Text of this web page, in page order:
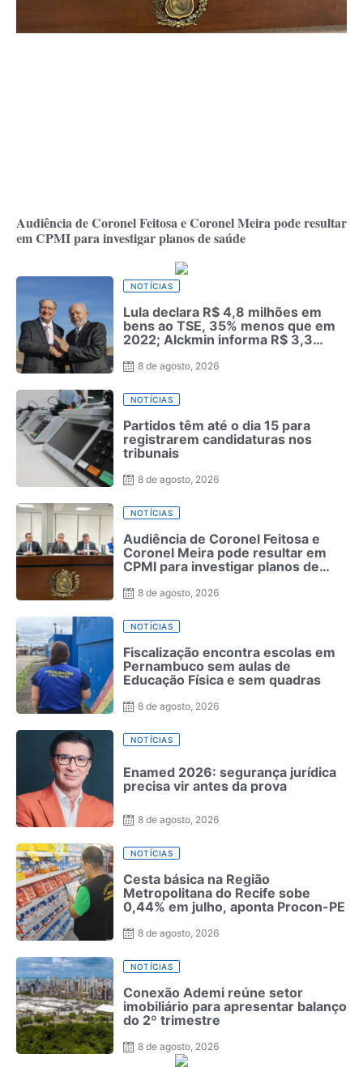
Audiência de Coronel Feitosa e Coronel Meira pode resultar
em CPMI para investigar planos de saúde
NOTÍCIAS
Lula declara R$ 4,8 milhões em
bens ao TSE, 35% menos que em
2022; Alckmin informa R$ 3,3
8 de agosto, 2026
NOTÍCIAS
Partidos têm até o dia 15 para
registrarem candidaturas nos
tribunais
8 de agosto, 2026
NOTÍCIAS
Audiência de Coronel Feitosa e
Coronel Meira pode resultar em
CPMI para investigar planos de
8 de agosto, 2026
NOTÍCIAS
Fiscalização encontra escolas em
Pernambuco sem aulas de
Educação Física e sem quadras
8 de agosto, 2026
NOTÍCIAS
Enamed 2026: segurança jurídica
precisa vir antes da prova
8 de agosto, 2026
NOTÍCIAS
Cesta básica na Região
Metropolitana do Recife sobe
0,44% em julho, aponta Procon-PE
8 de agosto, 2026
NOTÍCIAS
Conexão Ademi reúne setor
imobiliário para apresentar balanço
do 2º trimestre
8 de agosto, 2026